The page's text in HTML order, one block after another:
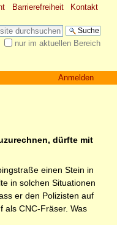
Barrierefreiheit Kontakt
durchsuchen
nur im aktuellen Bereich
Anmelden
dürfte mit
einen Stein in
in solchen Situationen
er den Polizisten auf
als CNC-Fräser. Was